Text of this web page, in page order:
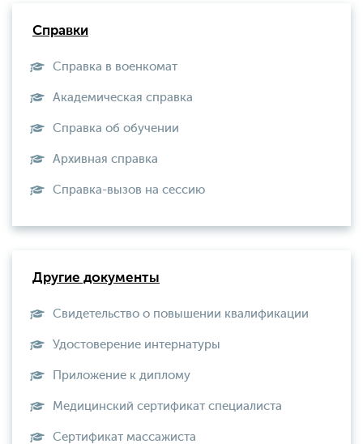
Справки
Справка в военкомат
Академическая справка
Справка об обучении
Архивная справка
Справка-вызов на сессию
Другие документы
Свидетельство о повышении квалификации
Удостоверение интернатуры
Приложение к диплому
Медицинский сертификат специалиста
Сертификат массажиста